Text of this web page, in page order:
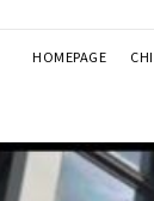
HOMEPAGE